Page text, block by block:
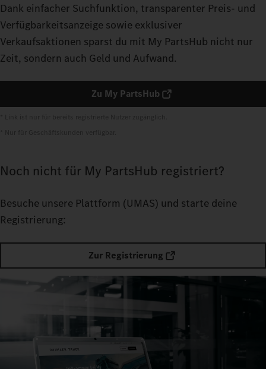
Dank einfacher Suchfunktion, transparenter Preis- und
Verfügbarkeitsanzeige sowie exklusiver
Verkaufsaktionen sparst du mit My PartsHub nicht nur
Zeit, sondern auch Geld und Aufwand.
Zu My PartsHub
Noch nicht für My PartsHub registriert?
Besuche unsere Plattform (UMAS) und starte deine
Registrierung:
Zur Registrierung